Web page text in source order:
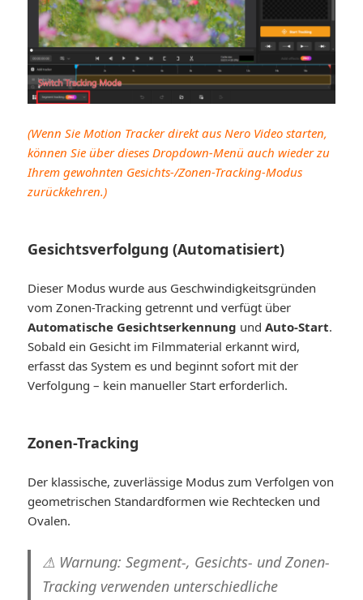
(Wenn Sie Motion Tracker direkt aus Nero Video starten,
können Sie über dieses Dropdown-Menü auch wieder zu
Ihrem gewohnten Gesichts-/Zonen-Tracking-Modus
zurückkehren.)
Gesichtsverfolgung (Automatisiert)
Dieser Modus wurde aus Geschwindigkeitsgründen
vom Zonen-Tracking getrennt und verfügt über
Automatische Gesichtserkennung undAuto-Start.
Sobald ein Gesicht im Filmmaterial erkannt wird,
erfasst das System es und beginnt sofort mit der
Verfolgung – kein manueller Start erforderlich.
Zonen-Tracking
Der klassische, zuverlässige Modus zum Verfolgen von
geometrischen Standardformen wie Rechtecken und
Ovalen.
⚠ Warnung: Segment-, Gesichts- und Zonen-
Tracking verwenden unterschiedliche